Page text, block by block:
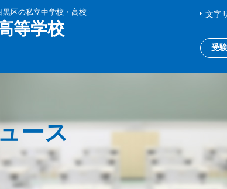
区の私立中学校・高校
等学校
文字
受
ース